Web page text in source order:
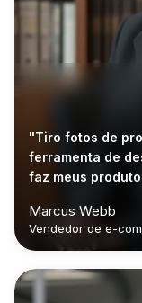
"Tiro fotos de
ferramenta de
faz meus
Marcus Webb
Vendedor de e-